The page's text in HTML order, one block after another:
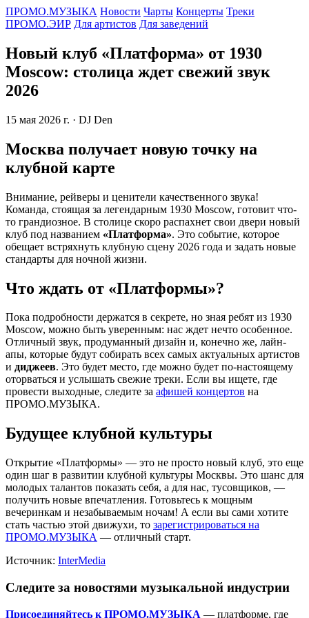
ПРОМО.МУЗЫКА Новости Чарты Концерты Треки
ПРОМО.ЭИР Для артистов Для заведений
Новый клуб «Платформа» от 1930
Moscow: столица ждет свежий звук
2026
15 мая 2026 г. · DJ Den
Москва получает новую точку на
клубной карте
Внимание, рейверы и ценители качественного звука!
Команда, стоящая за легендарным 1930 Moscow, готовит что-
то грандиозное. В столице скоро распахнет свои двери новый
клуб под названием «Платформа». Это событие, которое
обещает встряхнуть клубную сцену 2026 года и задать новые
стандарты для ночной жизни.
Что ждать от «Платформы»?
Пока подробности держатся в секрете, но зная ребят из 1930
Moscow, можно быть уверенным: нас ждет нечто особенное.
Отличный звук, продуманный дизайн и, конечно же, лайн-
апы, которые будут собирать всех самых актуальных артистов
и диджеев. Это будет место, где можно будет по-настоящему
оторваться и услышать свежие треки. Если вы ищете, где
провести выходные, следите за афишей концертов на
ПРОМО.МУЗЫКА.
Будущее клубной культуры
Открытие «Платформы» — это не просто новый клуб, это еще
один шаг в развитии клубной культуры Москвы. Это шанс для
молодых талантов показать себя, а для нас, тусовщиков, —
получить новые впечатления. Готовьтесь к мощным
вечеринкам и незабываемым ночам! А если вы сами хотите
стать частью этой движухи, то зарегистрироваться на
ПРОМО.МУЗЫКА — отличный старт.
Источник: InterMedia
Следите за новостями музыкальной индустрии
Присоединяйтесь к ПРОМО.МУЗЫКА — платформе, где